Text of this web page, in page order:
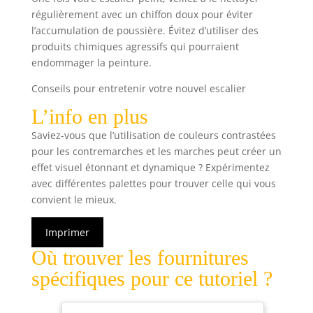
régulièrement avec un chiffon doux pour éviter
l’accumulation de poussière. Évitez d’utiliser des
produits chimiques agressifs qui pourraient
endommager la peinture.
Conseils pour entretenir votre nouvel escalier
L’info en plus
Saviez-vous que l’utilisation de couleurs contrastées
pour les contremarches et les marches peut créer un
effet visuel étonnant et dynamique ? Expérimentez
avec différentes palettes pour trouver celle qui vous
convient le mieux.
Imprimer
Où trouver les fournitures
spécifiques pour ce tutoriel ?